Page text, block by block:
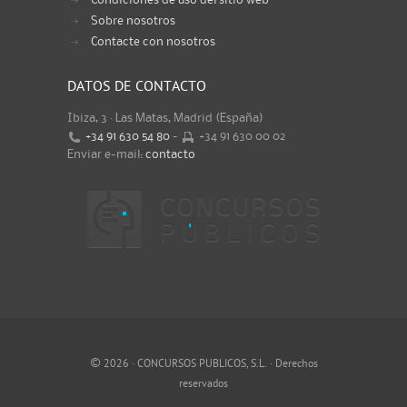
Sobre nosotros
Contacte con nosotros
DATOS DE CONTACTO
Ibiza, 3 · Las Matas, Madrid (España)
+34 91 630 54 80 -
+34 91 630 00 02
Enviar e-mail: contacto
© 2026 · CONCURSOS PUBLICOS, S.L. · Derechos
reservados